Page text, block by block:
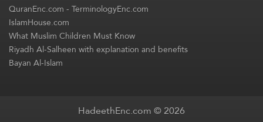
QuranEnc.com-TerminologyEnc.com
IslamHouse.com
What Muslim Children Must Know
Riyadh Al-Salheen with explanation and benefits
Bayan Al-Islam
HadeethEnc.com © 2026